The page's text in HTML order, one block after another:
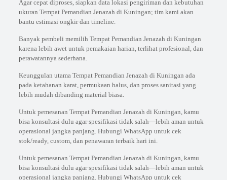
Agar cepat diproses, siapkan data lokasi pengiriman dan kebutuhan
ukuran Tempat Pemandian Jenazah di Kuningan; tim kami akan
bantu estimasi ongkir dan timeline.
Banyak pembeli memilih Tempat Pemandian Jenazah di Kuningan
karena lebih awet untuk pemakaian harian, terlihat profesional, dan
perawatannya sederhana.
Keunggulan utama Tempat Pemandian Jenazah di Kuningan ada
pada ketahanan karat, permukaan halus, dan proses sanitasi yang
lebih mudah dibanding material biasa.
Untuk pemesanan Tempat Pemandian Jenazah di Kuningan, kamu
bisa konsultasi dulu agar spesifikasi tidak salah—lebih aman untuk
operasional jangka panjang. Hubungi WhatsApp untuk cek
stok/ready, custom, dan penawaran terbaik hari ini.
Untuk pemesanan Tempat Pemandian Jenazah di Kuningan, kamu
bisa konsultasi dulu agar spesifikasi tidak salah—lebih aman untuk
operasional jangka panjang. Hubungi WhatsApp untuk cek